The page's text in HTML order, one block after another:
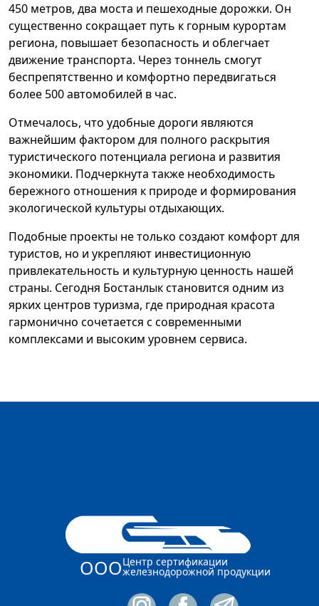
450 метров, два моста и пешеходные дорожки. Он
существенно сокращает путь к горным курортам
региона, повышает безопасность и облегчает
движение транспорта. Через тоннель смогут
беспрепятственно и комфортно передвигаться
более 500 автомобилей в час.
Отмечалось, что удобные дороги являются
важнейшим фактором для полного раскрытия
туристического потенциала региона и развития
экономики. Подчеркнута также необходимость
бережного отношения к природе и формирования
экологической культуры отдыхающих.
Подобные проекты не только создают комфорт для
туристов, но и укрепляют инвестиционную
привлекательность и культурную ценность нашей
страны. Сегодня Бостанлык становится одним из
ярких центров туризма, где природная красота
гармонично сочетается с современными
комплексами и высоким уровнем сервиса.
ОООЦентр сертификации
железнодорожной продукции